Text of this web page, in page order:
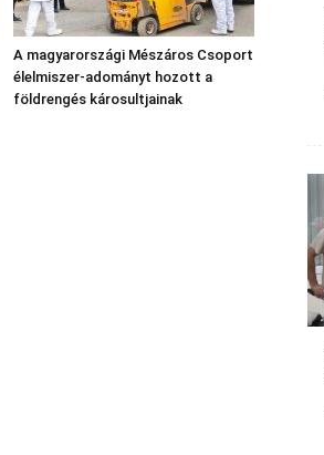
A magyarországi Mészáros Csoport
élelmiszer-adományt hozott a
földrengés károsultjainak